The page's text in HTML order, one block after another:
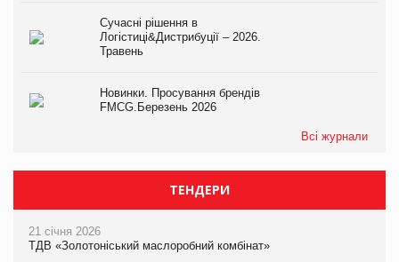
Сучасні рішення в
Логістиці&Дистрибуції – 2026.
Травень
Новинки. Просування брендів
FMCG.Березень 2026
Всі журнали
ТЕНДЕРИ
21 січня 2026
ТДВ «Золотоніський маслоробний комбінат»